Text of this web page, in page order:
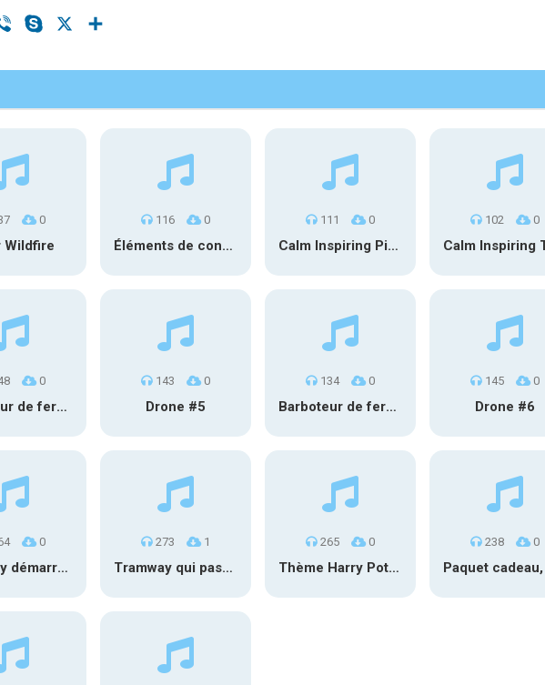
Viber Skype
0
Wildfire
116 0
Éléments de conception sonore SFX PS 022
111 0
Calm Inspiring Piano
102 0
0
Barboteur de fermentation #1
143 0
Drone #5
134 0
Barboteur de fermentation #2
145 0
Drone #6
0
Tramway démarre et s’éloigne #2
273 1
Tramway qui passe #1
265 0
Thème Harry Potter au carillon
238 0